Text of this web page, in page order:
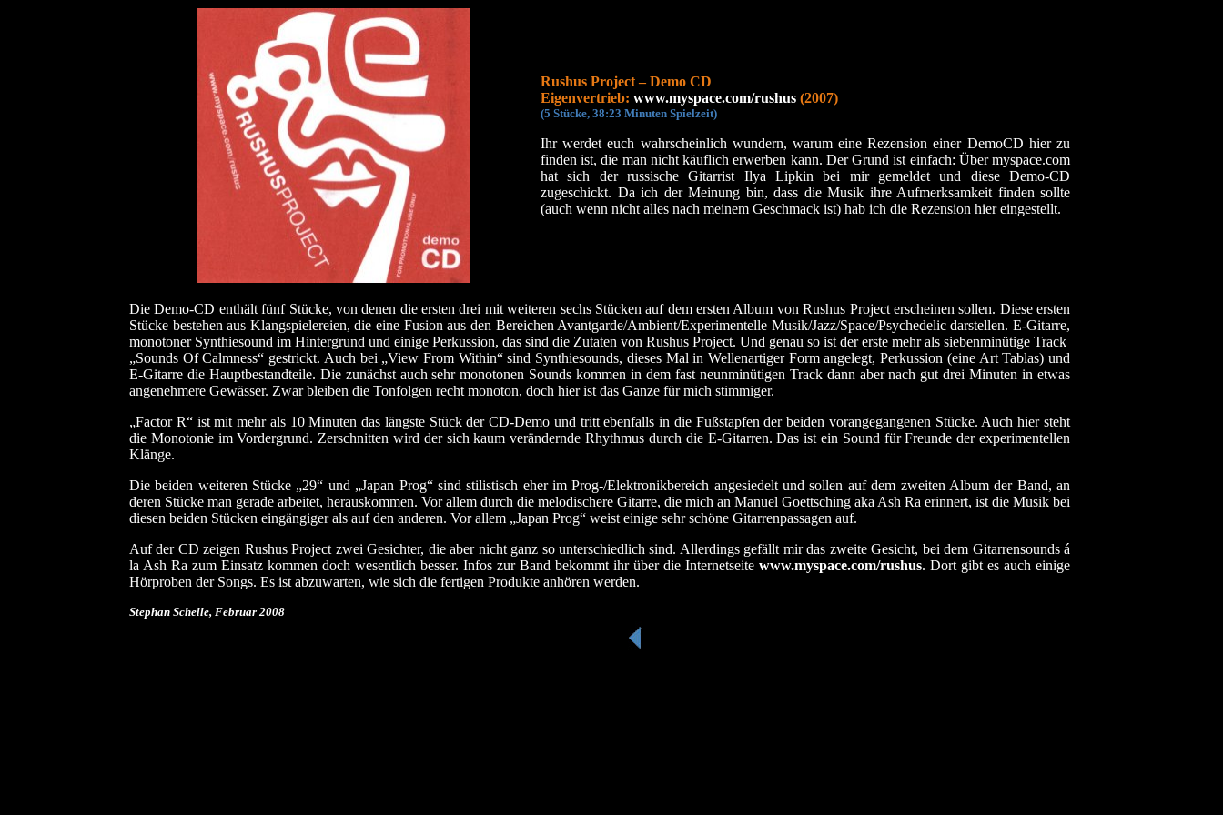
Rushus Project – Demo CD
Eigenvertrieb: www.myspace.com/rushus (2007)
(5 Stücke, 38:23 Minuten Spielzeit)
Ihr werdet euch wahrscheinlich wundern, warum eine Rezension einer DemoCD hier zu
finden ist, die man nicht käuflich erwerben kann. Der Grund ist einfach: Über myspace.com
hat sich der russische Gitarrist Ilya Lipkin bei mir gemeldet und diese Demo-CD
zugeschickt. Da ich der Meinung bin, dass die Musik ihre Aufmerksamkeit finden sollte
(auch wenn nicht alles nach meinem Geschmack ist) hab ich die Rezension hier eingestellt.
Die Demo-CD enthält fünf Stücke, von denen die ersten drei mit weiteren sechs Stücken auf dem ersten Album von Rushus Project erscheinen sollen. Diese ersten
Stücke bestehen aus Klangspielereien, die eine Fusion aus den Bereichen Avantgarde/Ambient/Experimentelle Musik/Jazz/Space/Psychedelic darstellen. E-Gitarre,
monotoner Synthiesound im Hintergrund und einige Perkussion, das sind die Zutaten von Rushus Project. Und genau so ist der erste mehr als siebenminütige Track
„Sounds Of Calmness“ gestrickt. Auch bei „View From Within“ sind Synthiesounds, dieses Mal in Wellenartiger Form angelegt, Perkussion (eine Art Tablas) und
E-Gitarre die Hauptbestandteile. Die zunächst auch sehr monotonen Sounds kommen in dem fast neunminütigen Track dann aber nach gut drei Minuten in etwas
angenehmere Gewässer. Zwar bleiben die Tonfolgen recht monoton, doch hier ist das Ganze für mich stimmiger.
„Factor R“ ist mit mehr als 10 Minuten das längste Stück der CD-Demo und tritt ebenfalls in die Fußstapfen der beiden vorangegangenen Stücke. Auch hier steht
die Monotonie im Vordergrund. Zerschnitten wird der sich kaum verändernde Rhythmus durch die E-Gitarren. Das ist ein Sound für Freunde der experimentellen
Klänge.
Die beiden weiteren Stücke „29“ und „Japan Prog“ sind stilistisch eher im Prog-/Elektronikbereich angesiedelt und sollen auf dem zweiten Album der Band, an
deren Stücke man gerade arbeitet, herauskommen. Vor allem durch die melodischere Gitarre, die mich an Manuel Goettsching aka Ash Ra erinnert, ist die Musik bei
diesen beiden Stücken eingängiger als auf den anderen. Vor allem „Japan Prog“ weist einige sehr schöne Gitarrenpassagen auf.
Auf der CD zeigen Rushus Project zwei Gesichter, die aber nicht ganz so unterschiedlich sind. Allerdings gefällt mir das zweite Gesicht, bei dem Gitarrensounds á
la Ash Ra zum Einsatz kommen doch wesentlich besser. Infos zur Band bekommt ihr über die Internetseite www.myspace.com/rushus. Dort gibt es auch einige
Hörproben der Songs. Es ist abzuwarten, wie sich die fertigen Produkte anhören werden.
Stephan Schelle, Februar 2008